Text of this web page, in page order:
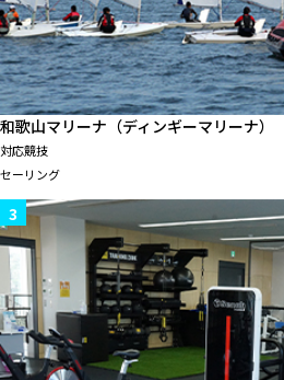
和歌山マリーナ（ディンギーマリーナ）
対応競技
セーリング
3